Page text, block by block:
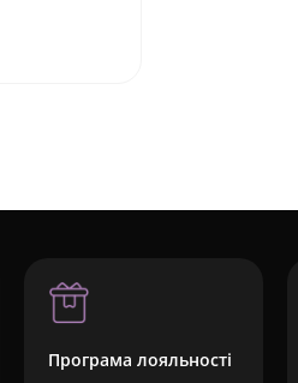
Програма лояльності